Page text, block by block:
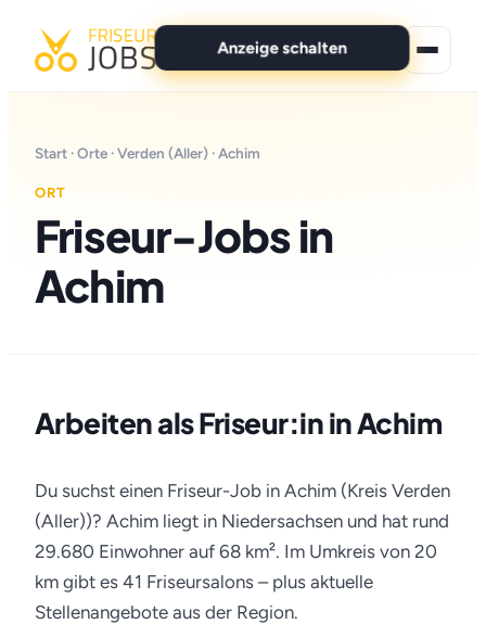
Anzeige schalten
Für Bewerber
Marken
Start ·Orte ·Verden (Aller) · Achim
ORT
Friseur-Jobs in
Achim
Arbeiten als Friseur:in in Achim
Du suchst einen Friseur-Job in Achim (Kreis Verden
(Aller))? Achim liegt in Niedersachsen und hat rund
29.680 Einwohner auf 68 km². Im Umkreis von 20
km gibt es 41 Friseursalons – plus aktuelle
Stellenangebote aus der Region.